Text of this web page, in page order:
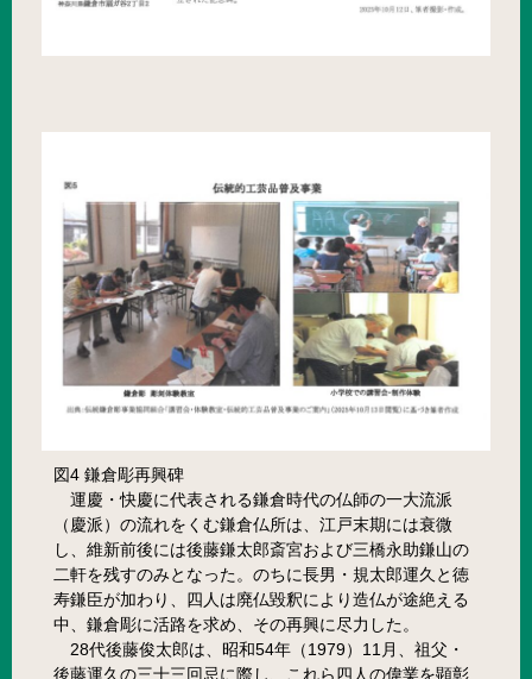
図4 鎌倉彫再興碑
運慶・快慶に代表される鎌倉時代の仏師の一大流派
（慶派）の流れをくむ鎌倉仏所は、江戸末期には衰微
し、維新前後には後藤鎌太郎斎宮および三橋永助鎌山の
二軒を残すのみとなった。のちに長男・規太郎運久と徳
寿鎌臣が加わり、四人は廃仏毀釈により造仏が途絶える
中、鎌倉彫に活路を求め、その再興に尽力した。
28代後藤俊太郎は、昭和54年（1979）11月、祖父・
後藤運久の三十三回忌に際し、これら四人の偉業を顕彰